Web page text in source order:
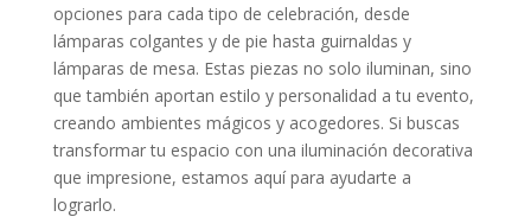
opciones para cada tipo de celebración, desde
lámparas colgantes y de pie hasta guirnaldas y
lámparas de mesa. Estas piezas no solo iluminan, sino
que también aportan estilo y personalidad a tu evento,
creando ambientes mágicos y acogedores. Si buscas
transformar tu espacio con una iluminación decorativa
que impresione, estamos aquí para ayudarte a
lograrlo.